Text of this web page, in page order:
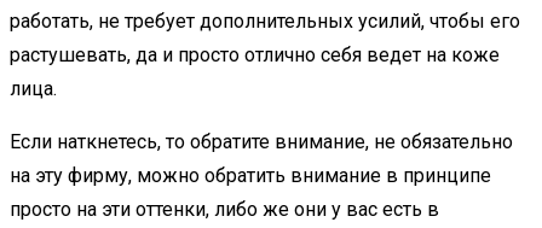
работать, не требует дополнительных усилий, чтобы его
растушевать, да и просто отлично себя ведет на коже
лица.
Если наткнетесь, то обратите внимание, не обязательно
на эту фирму, можно обратить внимание в принципе
просто на эти оттенки, либо же они у вас есть в